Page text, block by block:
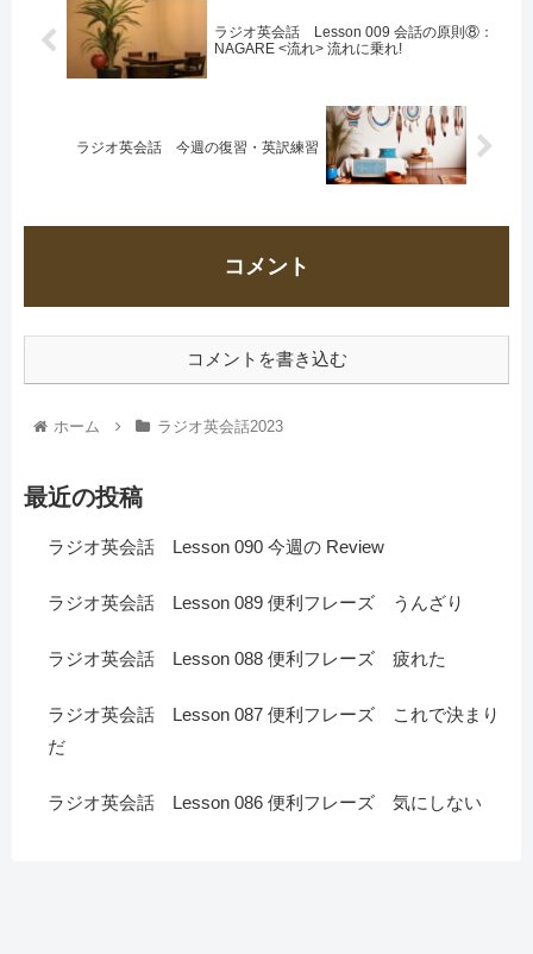
ラジオ英会話 Lesson 009 会話の原則⑧：
NAGARE <流れ> 流れに乗れ!
ラジオ英会話 今週の復習・英訳練習
コメント
コメントを書き込む
ホーム ラジオ英会話2023
最近の投稿
ラジオ英会話 Lesson 090 今週の Review
ラジオ英会話 Lesson 089 便利フレーズ うんざり
ラジオ英会話 Lesson 088 便利フレーズ 疲れた
ラジオ英会話 Lesson 087 便利フレーズ これで決まり
だ
ラジオ英会話 Lesson 086 便利フレーズ 気にしない